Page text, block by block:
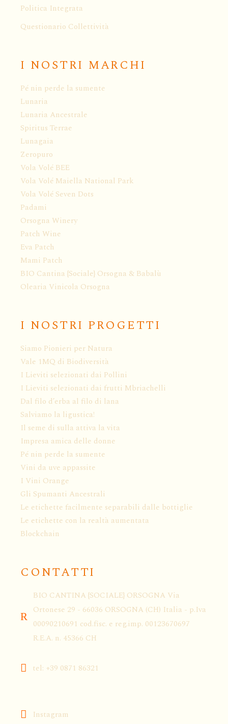
Politica Integrata
Questionario Collettività
I NOSTRI MARCHI
Pé nin perde la sumente
Lunaria
Lunaria Ancestrale
Spiritus Terrae
Lunagaia
Zeropuro
Vola Volé BEE
Vola Volé Maiella National Park
Vola Volé Seven Dots
Padami
Orsogna Winery
Patch Wine
Eva Patch
Mami Patch
BIO Cantina {Sociale} Orsogna & Babalù
Olearia Vinicola Orsogna
I NOSTRI PROGETTI
Siamo Pionieri per Natura
Vale 1MQ di Biodiversità
I Lieviti selezionati dai Pollini
I Lieviti selezionati dai frutti Mbriachelli
Dal filo d’erba al filo di lana
Salviamo la ligustica!
Il seme di sulla attiva la vita
Impresa amica delle donne
Pé nin perde la sumente
Vini da uve appassite
I Vini Orange
Gli Spumanti Ancestrali
Le etichette facilmente separabili dalle bottiglie
Le etichette con la realtà aumentata
Blockchain
CONTATTI
BIO CANTINA {SOCIALE} ORSOGNA Via
Ortonese 29 - 66036 ORSOGNA (CH) Italia - p.Iva
00090210691 cod.fisc. e reg.imp. 00123670697
R.E.A. n. 45366 CH
tel: +39 0871 86321
Instagram